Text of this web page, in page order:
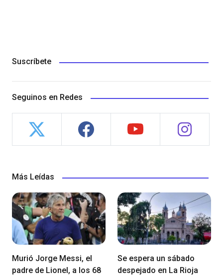
Suscríbete
Seguinos en Redes
Más Leídas
Murió Jorge Messi, el
padre de Lionel, a los 68
Se espera un sábado
despejado en La Rioja